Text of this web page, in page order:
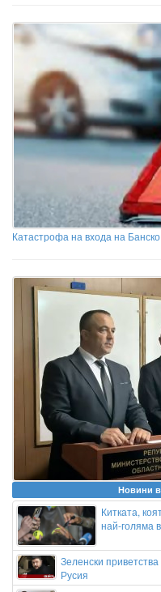
Катастрофа на входа на
Новини
Китката,
най-голяма
Зеленски
Русия